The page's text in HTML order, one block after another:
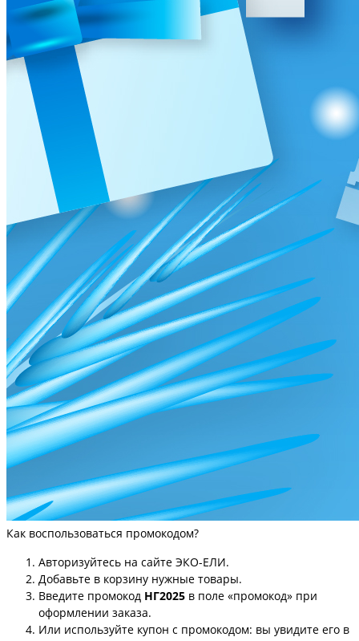
Как воспользоваться промокодом?
Авторизуйтесь на сайте ЭКО-ЕЛИ.
Добавьте в корзину нужные товары.
Введите промокод НГ2025 в поле «промокод» при
оформлении заказа.
Или используйте купон с промокодом: вы увидите его в